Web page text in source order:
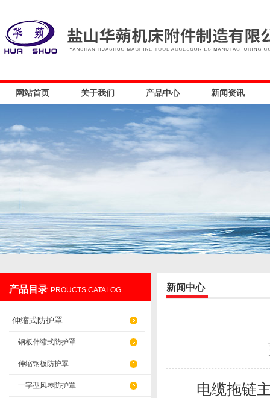
盐山华蒴机床附件制造有限公司
网站首页 关于我们 产品中心 新闻资讯
产品目录 PROUCTS CATALOG
伸缩式防护罩
钢板伸缩式防护罩
伸缩钢板防护罩
一字型风琴防护罩
新闻中心
电缆拖链主